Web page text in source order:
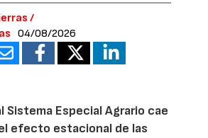
/
04/08/2026
Sistema Especial Agrario cae
efecto estacional de las